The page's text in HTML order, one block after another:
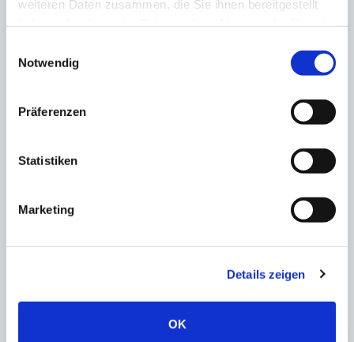
weiteren Daten zusammen, die Sie ihnen bereitgestellt
Cookies, wenn Sie unsere Webseite weiterhin nutzen.
Notwendig
Präferenzen
Statistiken
Marketing
Details zeigen
OK
Senden
Betriebsgesellschaft Wasser und Abwasser mbH Sömmerda
Bahnhofstraße 28
+49 3634 68 490